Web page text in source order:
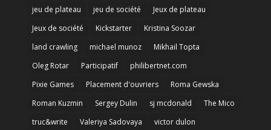
jeu de plateau
jeu de société
Jeux de plateau
Jeux de société
Kickstarter
Kristina Soozar
land crawling
michael munoz
Mikhail Topta
Oleg Rotar
Participatif
philibertnet.com
Pixie Games
Placement d'ouvriers
Roma Gewska
Roman Kuzmin
Sergey Dulin sj mcdonald
The Mico
truc&write
Valeriya Sadovaya victor dulon